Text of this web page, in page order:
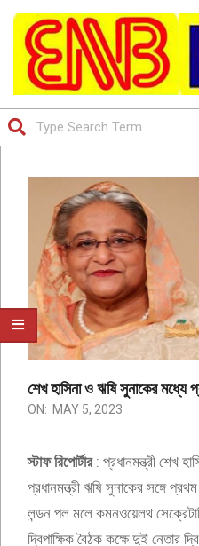
Skip
content
ENB
TV
NEWS
THE
BANGLADESH
FIRST
ONLINE
NEWSPAPER
Navigation
শেখ হাসিনা ও ঋষি সুনাকের মধ্যে
ON: MAY 5, 2023
স্টাফ রিপোর্টার: প্রধানমন্ত্রী শেখ
প্রধানমন্ত্রী ঋষি সুনাকের সঙ্গে
লন্ডন পল মলে কমনওয়েলথ
দ্বিপাক্ষিক বৈঠক কক্ষে দুই নেতার